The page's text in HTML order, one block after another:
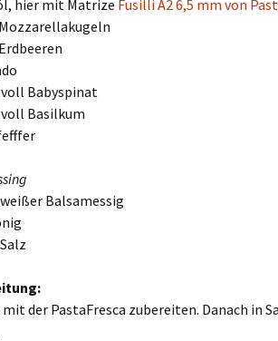
hier mit Matrize Fusilli A2 6,5 mm von
voll Babyspinat
voll Basilkum
Balsamessig
der PastaFresca zubereiten. Danach in